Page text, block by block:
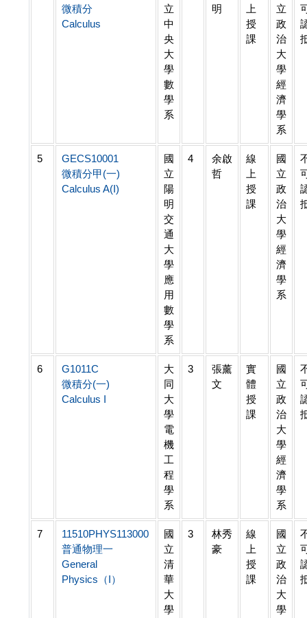
微積分
Calculus
立
中
央
大
學
數
學
系
明
上
授
課
立
政
治
大
學
經
濟
學
系
5
GECS10001
微積分甲(一)
Calculus A(I)
國
立
陽
明
交
通
大
學
應
用
數
學
系
4
余啟
哲
線
上
授
課
國
立
政
治
大
學
經
濟
學
系
6
G1011C
微積分(一)
Calculus I
大
同
大
學
電
機
工
程
學
系
3
張薰
文
實
體
授
課
國
立
政
治
大
學
經
濟
學
系
7
11510PHYS113000
普通物理一
General
Physics（I）
國
立
清
華
大
學
3
林秀
豪
線
上
授
課
國
立
政
治
大
學